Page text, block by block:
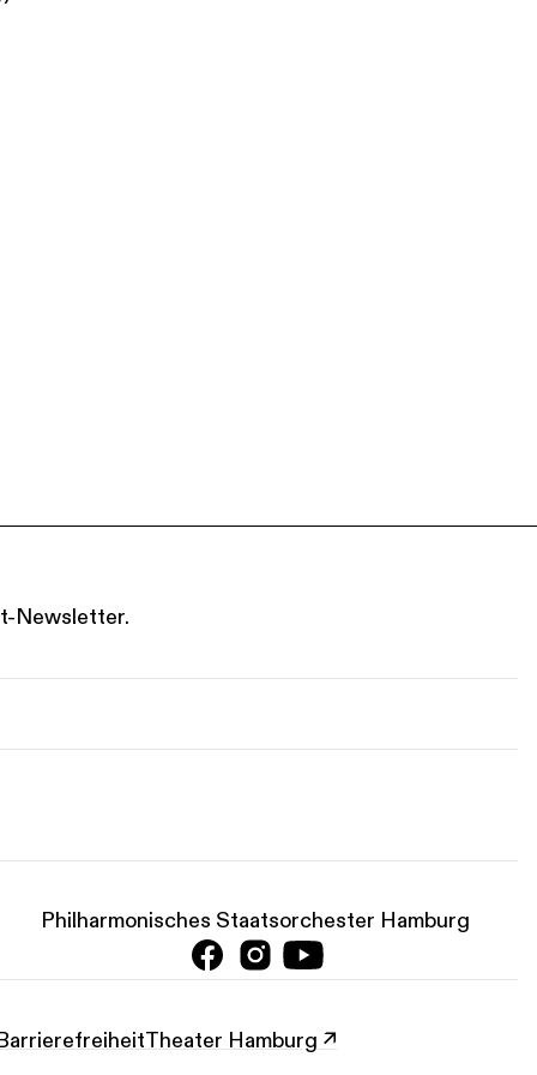
Newsletter.
Philharmonisches Staatsorchester Hamburg
Digitale BarrierefreiheitTheater Hamburg ↗